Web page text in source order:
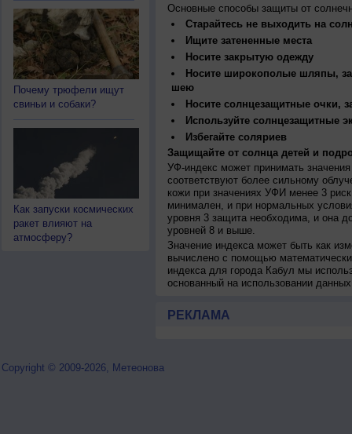
Почему трюфели ищут
свиньи и собаки?
Как запуски космических
ракет влияют на
атмосферу?
Основные способы защиты от
Старайтесь не выходить на
Ищите затененные места
Носите закрытую одежду
Носите широкополые шляпы,
шею
Носите солнцезащитные очки,
Используйте солнцезащитные
Избегайте соляриев
Защищайте от солнца детей и
УФ-индекс может принимать
соответствуют более сильному
кожи при значениях УФИ менее 3
минимален, и при нормальных
уровня 3 защита необходима, и она
уровней 8 и выше.
Значение индекса может быть как
вычислено с помощью
индекса для города Кабул мы
основанный на использовании
РЕКЛАМА
Copyright © 2009-2026, Метеонова